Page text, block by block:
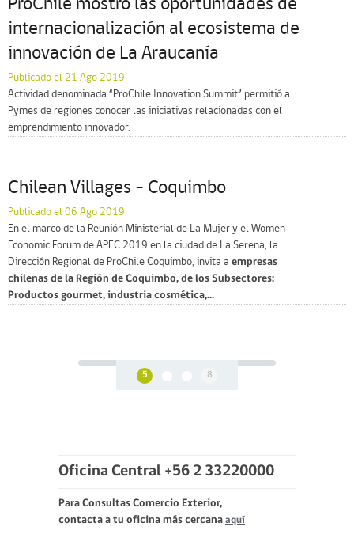
ProChile mostró las oportunidades de
internacionalización al ecosistema de
innovación de La Araucanía
Publicado el 21 Ago 2019
Actividad denominada “ProChile Innovation Summit” permitió a
Pymes de regiones conocer las iniciativas relacionadas con el
emprendimiento innovador.
Chilean Villages – Coquimbo
Publicado el 06 Ago 2019
En el marco de la Reunión Ministerial de La Mujer y el Women
Economic Forum de APEC 2019 en la ciudad de La Serena, la
Dirección Regional de ProChile Coquimbo, invita a empresas
chilenas de la Región de Coquimbo, de los Subsectores:
Productos gourmet, industria cosmética,...
5 8
Oficina Central +56 2 33220000
Para Consultas Comercio Exterior,
contacta a tu oficina más cercana aquí